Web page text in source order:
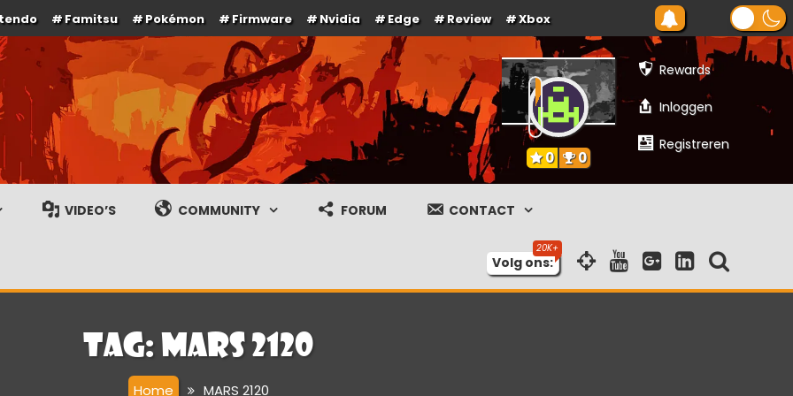
Famitsu Pokémon Firmware Nvidia Edge Review Xbox
gameplay streams
Rewards
Inloggen
Registreren
0 0
VIDEO’S COMMUNITY FORUM CONTACT
Volg ons:
Tag: MARS 2120
Home MARS 2120